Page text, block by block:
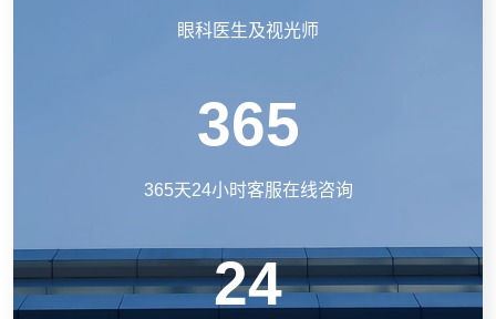
眼科医生及视光师
365
365天24小时客服在线咨询
24